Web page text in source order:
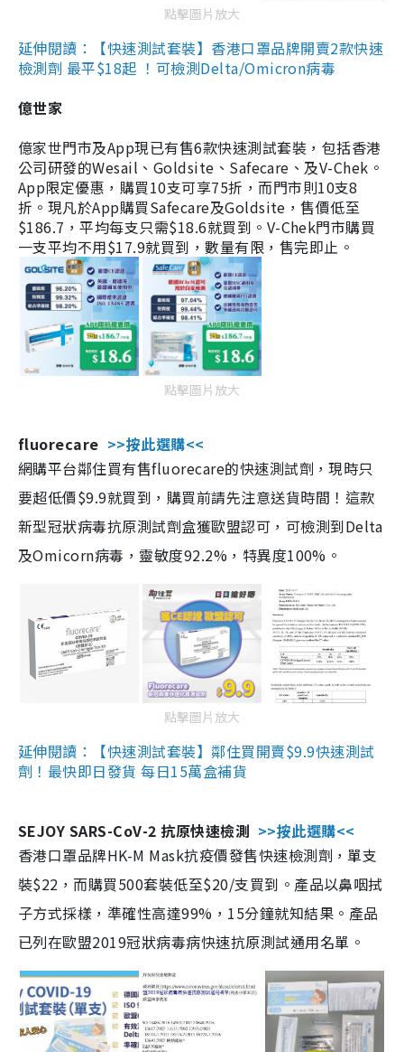
點擊圖片放大
延伸閱讀：【快速測試套裝】香港口罩品牌開賣2款快速
檢測劑 最平$18起 ！可檢測Delta/Omicron病毒
億世家
億家世門市及App現已有售6款快速測試套裝，包括香港
公司研發的Wesail、Goldsite、Safecare、及V-Chek。
App限定優惠，購買10支可享75折，而門市則10支8
折。現凡於App購買Safecare及Goldsite，售價低至
$186.7，平均每支只需$18.6就買到。V-Chek門市購買
一支平均不用$17.9就買到，數量有限，售完即止。
點擊圖片放大
fluorecare >>按此選購<<
網購平台鄰住買有售fluorecare的快速測試劑，現時只
要超低價$9.9就買到，購買前請先注意送貨時間！這款
新型冠狀病毒抗原測試劑盒獲歐盟認可，可檢測到Delta
及Omicorn病毒，靈敏度92.2%，特異度100%。
點擊圖片放大
延伸閱讀：【快速測試套裝】鄰住買開賣$9.9快速測試
劑！最快即日發貨 每日15萬盒補貨
SEJOY SARS-CoV-2 抗原快速檢測 >>按此選購<<
香港口罩品牌HK-M Mask抗疫價發售快速檢測劑，單支
裝$22，而購買500套裝低至$20/支買到。產品以鼻咽拭
子方式採樣，準確性高達99%，15分鐘就知結果。產品
已列在歐盟2019冠狀病毒病快速抗原測試通用名單。